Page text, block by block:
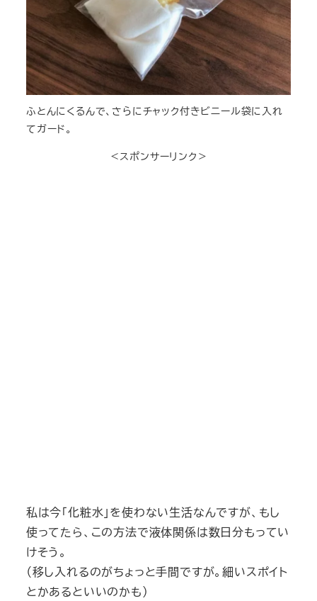
ふとんにくるんで、さらにチャック付きビニール袋に入れ
てガード。
＜スポンサーリンク＞
私は今「化粧水」を使わない生活なんですが、もし
使ってたら、この方法で液体関係は数日分もってい
けそう。
（移し入れるのがちょっと手間ですが。細いスポイト
とかあるといいのかも）